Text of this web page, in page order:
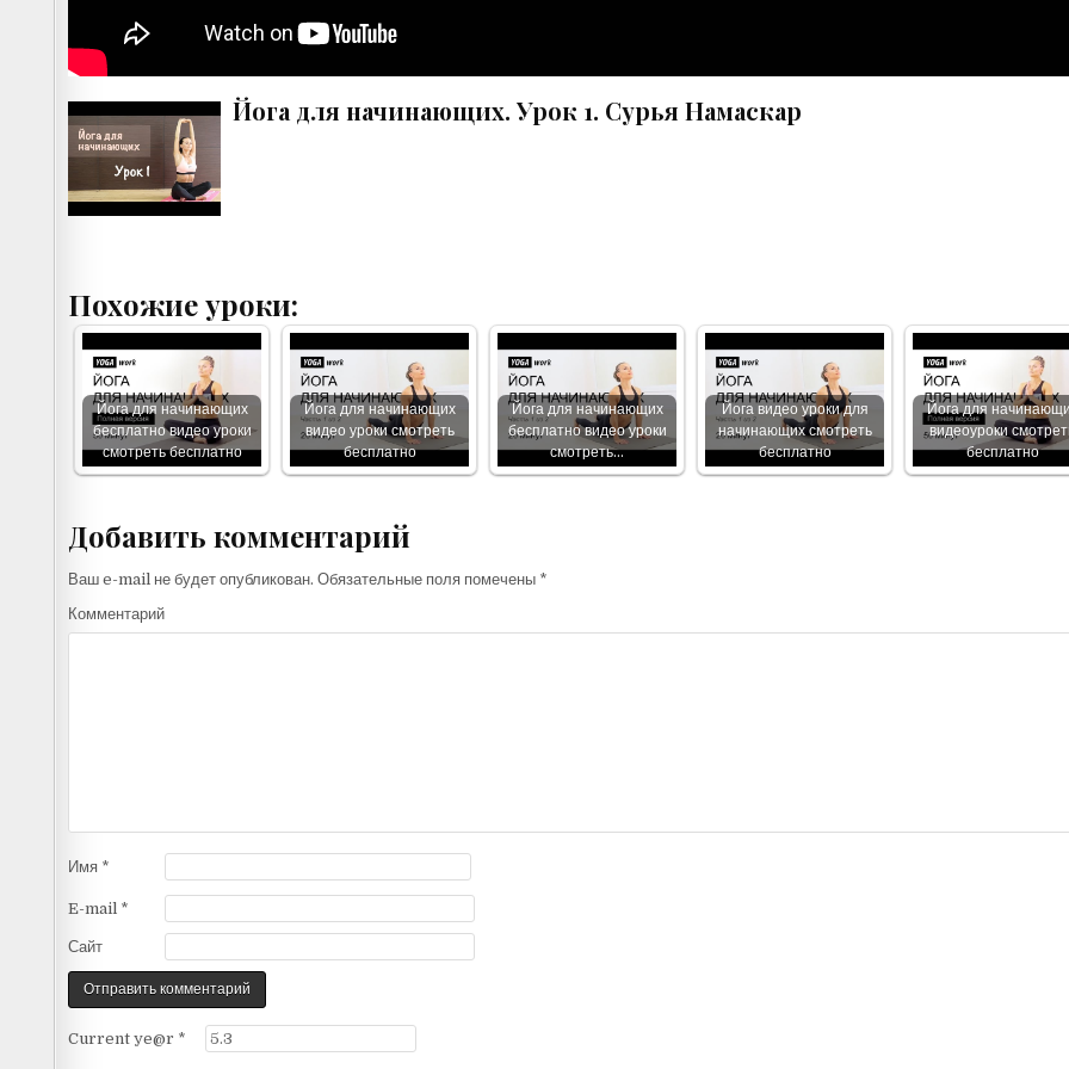
Йога для начинающих. Урок 1. Сурья Намаскар
Похожие уроки:
Йога для начинающих
бесплатно видео уроки
смотреть бесплатно
Йога для начинающих
видео уроки смотреть
бесплатно
Йога для начинающих
бесплатно видео уроки
смотреть…
Йога видео уроки для
начинающих смотреть
бесплатно
Йога для
видеоуроки
бесплатно
Добавить комментарий
Ваш e-mail не будет опубликован. Обязательные поля помечены *
Комментарий
Имя *
E-mail *
Сайт
Current ye@r *